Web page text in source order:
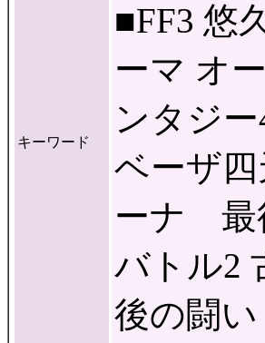
キーワード
■FF3 悠
ーマ オ
ンタジ
ベーザ
ーナ 最
バトル2
後の闘